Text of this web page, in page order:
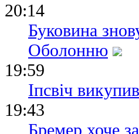
20:14
Буковина
Оболонню
19:59
Іпсвіч
19:43
Бремер хоче